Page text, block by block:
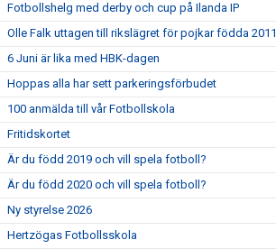
FÖRENINGSDOKUMENT
Fotbollshelg med derby och cup på Ilanda IP
Olle Falk uttagen till rikslägret för pojkar födda 2011
6 Juni är lika med HBK-dagen
Hoppas alla har sett parkeringsförbudet
100 anmälda till vår Fotbollskola
Fritidskortet
Är du född 2019 och vill spela fotboll?
Är du född 2020 och vill spela fotboll?
Ny styrelse 2026
Hertzögas Fotbollsskola